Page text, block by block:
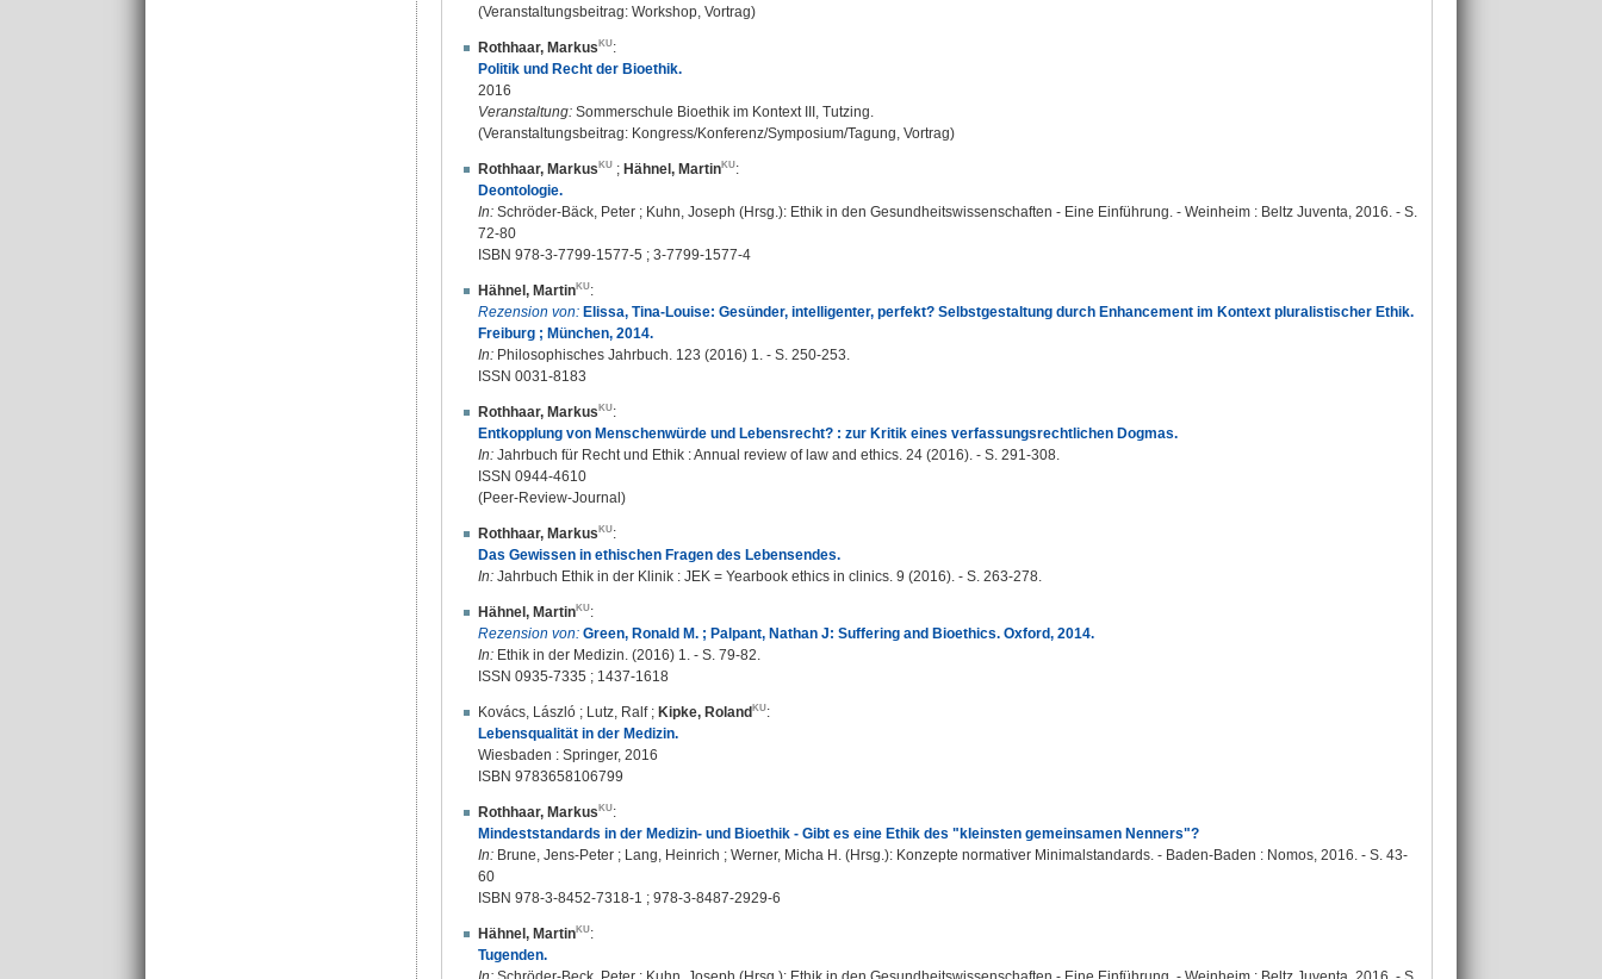
(Veranstaltungsbeitrag: Workshop, Vortrag)
Rothhaar, Markus
:
Politik und Recht der Bioethik.
2016
Veranstaltung: Sommerschule Bioethik im Kontext III, Tutzing.
(Veranstaltungsbeitrag: Kongress/Konferenz/Symposium/Tagung, Vortrag)
Rothhaar, Markus ; Hähnel, Martin
:
Deontologie.
In: Schröder-Bäck, Peter ; Kuhn, Joseph (Hrsg.): Ethik in den Gesundheitswissenschaften - Eine Einführung. - Weinheim : Beltz Juventa, 2016. - S.
72-80
ISBN 978-3-7799-1577-5 ; 3-7799-1577-4
Hähnel, Martin
:
Rezension von: Elissa, Tina-Louise: Gesünder, intelligenter, perfekt? Selbstgestaltung durch Enhancement im Kontext pluralistischer Ethik.
Freiburg ; München, 2014.
In: Philosophisches Jahrbuch. 123 (2016) 1. - S. 250-253.
ISSN 0031-8183
Rothhaar, Markus
:
Entkopplung von Menschenwürde und Lebensrecht? : zur Kritik eines verfassungsrechtlichen Dogmas.
In: Jahrbuch für Recht und Ethik : Annual review of law and ethics. 24 (2016). - S. 291-308.
ISSN 0944-4610
(Peer-Review-Journal)
Rothhaar, Markus
:
Das Gewissen in ethischen Fragen des Lebensendes.
In: Jahrbuch Ethik in der Klinik : JEK = Yearbook ethics in clinics. 9 (2016). - S. 263-278.
Hähnel, Martin
:
Rezension von: Green, Ronald M. ; Palpant, Nathan J: Suffering and Bioethics. Oxford, 2014.
In: Ethik in der Medizin. (2016) 1. - S. 79-82.
ISSN 0935-7335 ; 1437-1618
Kovács, László ; Lutz, Ralf; Kipke, Roland
:
Lebensqualität in der Medizin.
Wiesbaden : Springer, 2016
ISBN 9783658106799
Rothhaar, Markus
:
Mindeststandards in der Medizin- und Bioethik - Gibt es eine Ethik des "kleinsten gemeinsamen Nenners"?
In: Brune, Jens-Peter ; Lang, Heinrich ; Werner, Micha H. (Hrsg.): Konzepte normativer Minimalstandards. - Baden-Baden : Nomos, 2016. - S. 43-
60
ISBN 978-3-8452-7318-1 ; 978-3-8487-2929-6
Hähnel, Martin
:
Tugenden.